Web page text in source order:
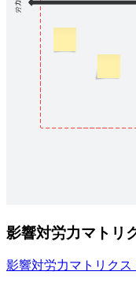
影響対労力マトリ
影響対労力マトリク